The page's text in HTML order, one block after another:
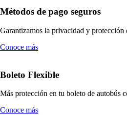
Métodos de pago seguros
Garantizamos la privacidad y protección
Conoce más
Boleto Flexible
Más protección en tu boleto de autobús
Conoce más